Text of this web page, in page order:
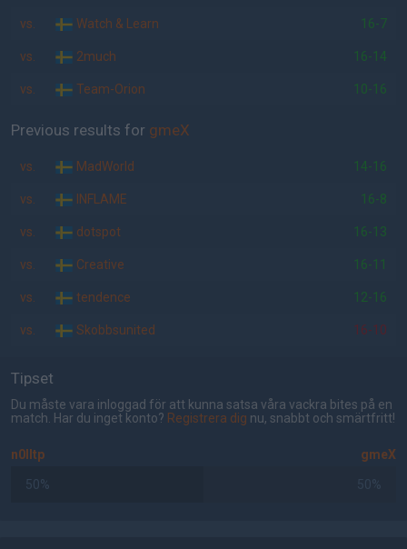
vs. Watch & Learn 16-7
vs. 2much 16-14
vs. Team-Orion 10-16
Previous results for gmeX
vs. MadWorld 14-16
vs. INFLAME 16-8
vs. dotspot 16-13
vs. Creative 16-11
vs. tendence 12-16
vs. Skobbsunited 16-10
Tipset
Du måste vara inloggad för att kunna satsa våra vackra bites på en
match. Har du inget konto? Registrera dig nu, snabbt och smärtfritt!
n0lltp gmeX
50% 50%